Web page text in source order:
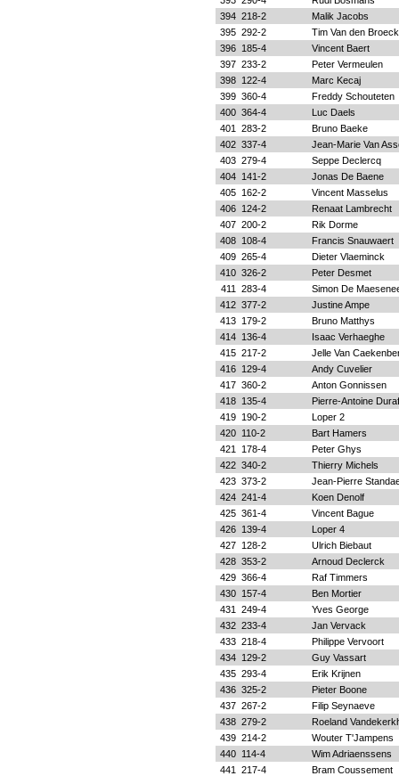
394 218-2
Malik Jacobs
395 292-2
Tim Van den Broeck
396
185-4
Vincent Baert
397 233-2
Peter Vermeulen
398
122-4
Marc Kecaj
399 360-4
Freddy Schouteten
400 364-4
Luc Daels
401
283-2
Bruno Baeke
402 337-4
Jean-Marie Van
403 279-4
Seppe Declercq
404
141-2
Jonas De Baene
405
162-2
Vincent Masselus
406
124-2
Renaat Lambrecht
407 200-2
Rik Dorme
408
108-4
Francis Snauwaert
409 265-4
Dieter Vlaeminck
410 326-2
Peter Desmet
411
283-4
Simon De
412 377-2
Justine Ampe
413
179-2
Bruno Matthys
414
136-4
Isaac Verhaeghe
415 217-2
Jelle Van
416
129-4
Andy Cuvelier
417 360-2
Anton Gonnissen
418
135-4
Pierre-Antoine
419
190-2
Loper 2
420
110-2
Bart Hamers
421
178-4
Peter Ghys
422 340-2
Thierry Michels
423 373-2
Jean-Pierre
424 241-4
Koen Denolf
425 361-4
Vincent Bague
426
139-4
Loper 4
427
128-2
Ulrich Biebaut
428 353-2
Arnoud Declerck
429 366-4
Raf Timmers
430
157-4
Ben Mortier
431
249-4
Yves George
432 233-4
Jan Vervack
433 218-4
Philippe Vervoort
434
129-2
Guy Vassart
435 293-4
Erik Krijnen
436 325-2
Pieter Boone
437 267-2
Filip Seynaeve
438 279-2
Roeland
439 214-2
Wouter T'Jampens
440
114-4
Wim Adriaenssens
441
217-4
Bram Coussement